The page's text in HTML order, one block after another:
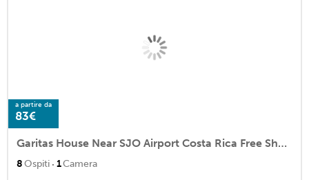
a partire da
83€
Garitas House Near SJO Airport Costa Rica Free Shuttle
8Ospiti · 1Camera